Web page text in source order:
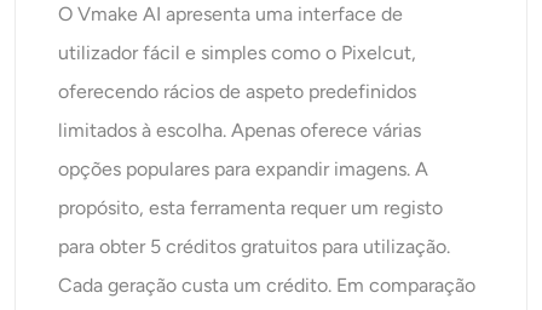
O Vmake AI apresenta uma interface de
utilizador fácil e simples como o Pixelcut,
oferecendo rácios de aspeto predefinidos
limitados à escolha. Apenas oferece várias
opções populares para expandir imagens. A
propósito, esta ferramenta requer um registo
para obter 5 créditos gratuitos para utilização.
Cada geração custa um crédito. Em comparação